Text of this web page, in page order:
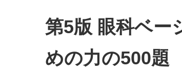
第5版 眼科ベー
めの力の500題